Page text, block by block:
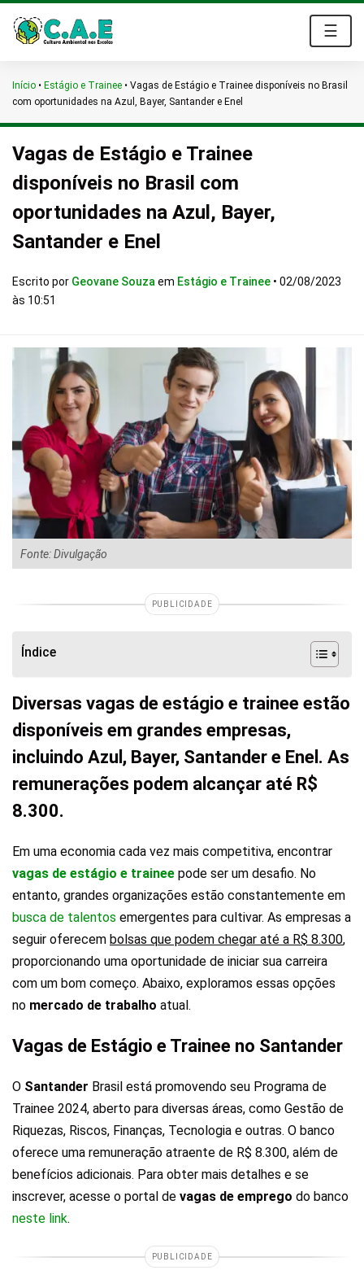
☰
Início • Estágio e Trainee • Vagas de Estágio e Trainee disponíveis no Brasil
com oportunidades na Azul, Bayer, Santander e Enel
Vagas de Estágio e Trainee
disponíveis no Brasil com
oportunidades na Azul, Bayer,
Santander e Enel
Escrito por Geovane Souza em Estágio e Trainee • 02/08/2023
às 10:51
Fonte: Divulgação
PUBLICIDADE
Índice
Diversas vagas de estágio e trainee estão
disponíveis em grandes empresas,
incluindo Azul, Bayer, Santander e Enel. As
remunerações podem alcançar até R$
8.300.
Em uma economia cada vez mais competitiva, encontrar
vagas de estágio e trainee pode ser um desafio. No
entanto, grandes organizações estão constantemente em
busca de talentos emergentes para cultivar. As empresas a
seguir oferecem bolsas que podem chegar até a R$ 8.300,
proporcionando uma oportunidade de iniciar sua carreira
com um bom começo. Abaixo, exploramos essas opções
no mercado de trabalho atual.
Vagas de Estágio e Trainee no Santander
O Santander Brasil está promovendo seu Programa de
Trainee 2024, aberto para diversas áreas, como Gestão de
Riquezas, Riscos, Finanças, Tecnologia e outras. O banco
oferece uma remuneração atraente de R$ 8.300, além de
benefícios adicionais. Para obter mais detalhes e se
inscrever, acesse o portal de vagas de emprego do banco
neste link.
PUBLICIDADE